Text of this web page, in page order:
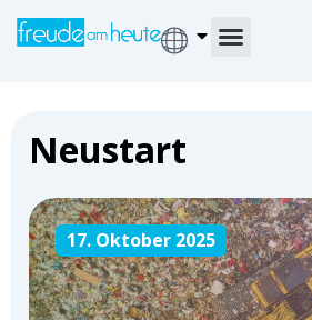
Neustart
17. Oktober 2025